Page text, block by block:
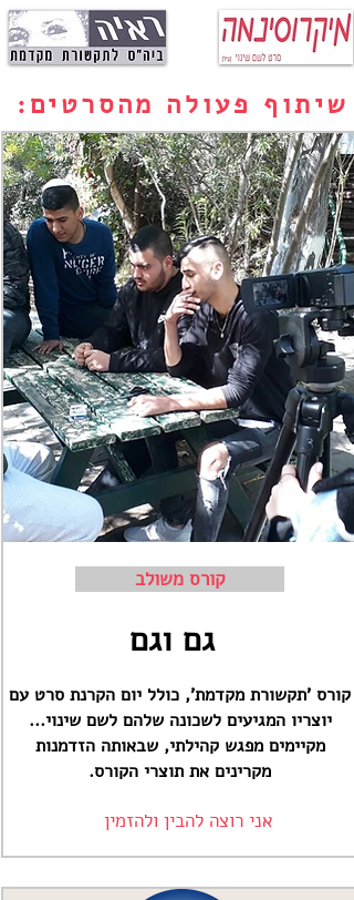
שיתוף פעולה מהסרטים:
קורס משולב
גם וגם
קורס 'תקשורת מקדמת', כולל יום הקרנת סרט עם
יוצריו המגיעים לשכונה שלהם לשם שינוי...
מקיימים מפגש קהילתי, שבאותה הזדמנות
מקרינים את תוצרי הקורס.
אני רוצה להבין ולהזמין